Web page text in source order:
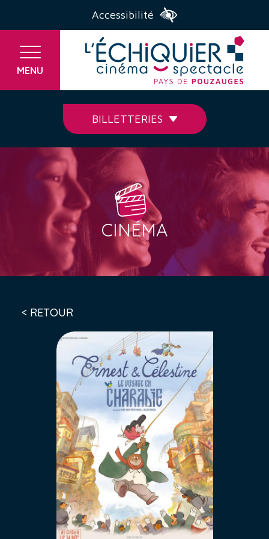
Accessibilité
MENU
BILLETTERIES
CINÉMA